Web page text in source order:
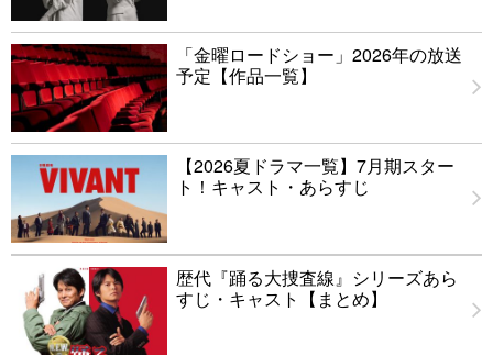
「金曜ロードショー」2026年の放送
予定【作品一覧】
【2026夏ドラマ一覧】7月期スター
ト！キャスト・あらすじ
歴代『踊る大捜査線』シリーズあら
すじ・キャスト【まとめ】